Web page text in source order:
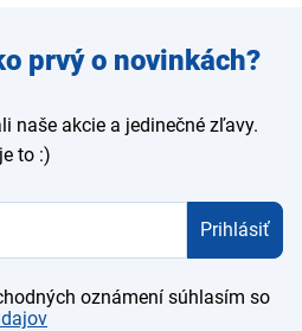
prvý o novinkách?
naše akcie a jedinečné zľavy.
to :)
Prihlásiť
oznámení súhlasím so